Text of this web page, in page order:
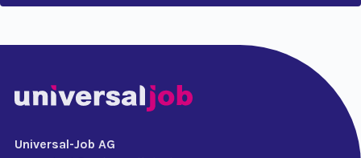
Universal-Job AG